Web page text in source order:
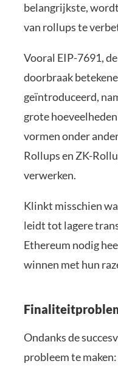
belangrijkste,
van rollups te
Vooral EIP-7691,
doorbraak
geïntroduceerd,
grote
vormen onder
Rollups en ZK-
verwerken.
Klinkt misschien
leidt tot lagere
Ethereum nodig
winnen met hun
Ondanks de
probleem te